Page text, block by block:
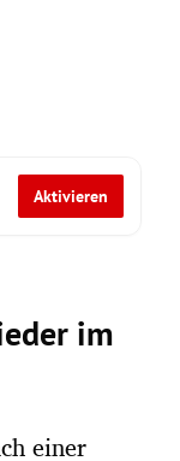
Aktivieren
im
einer